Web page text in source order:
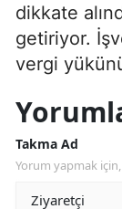
dikkate
getiriyor.
vergi
Takma Ad
Yorum yapmak